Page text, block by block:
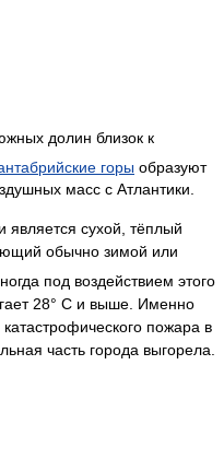
долин близок к
горы образуют
масс с Атлантики.
является сухой, тёплый
обычно зимой или
под воздействием этого
28° С и выше. Именно
пожара в
часть города выгорела.